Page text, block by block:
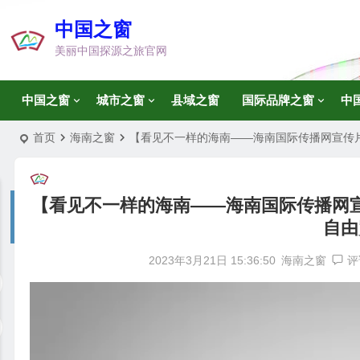
中国之窗
美丽中国探源之旅官网
中国之窗 城市之窗 县域之窗 国际品牌之窗 中
首页 海南之窗 【看见不一样的海南——海南国际传播网宣传
【看见不一样的海南——海南国际传播网
自
2023年3月21日 15:36:50 海南之窗